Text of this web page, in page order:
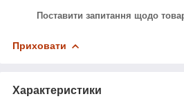
Поставити запитання щодо
Приховати
Характеристики